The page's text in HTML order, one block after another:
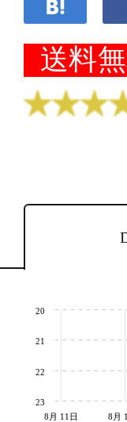
送料
8月 11日 8月
20
21
22
23